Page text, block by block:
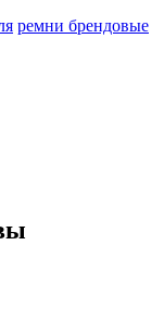
ремни брендовые